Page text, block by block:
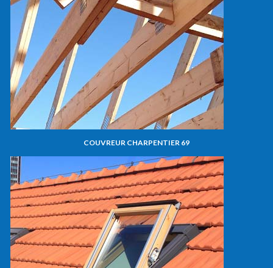
COUVREUR CHARPENTIER 69